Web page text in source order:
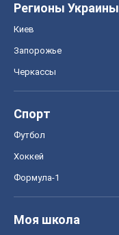
Регионы Украины
Киев
Запорожье
Черкассы
Спорт
Футбол
Хоккей
Формула-1
Моя школа